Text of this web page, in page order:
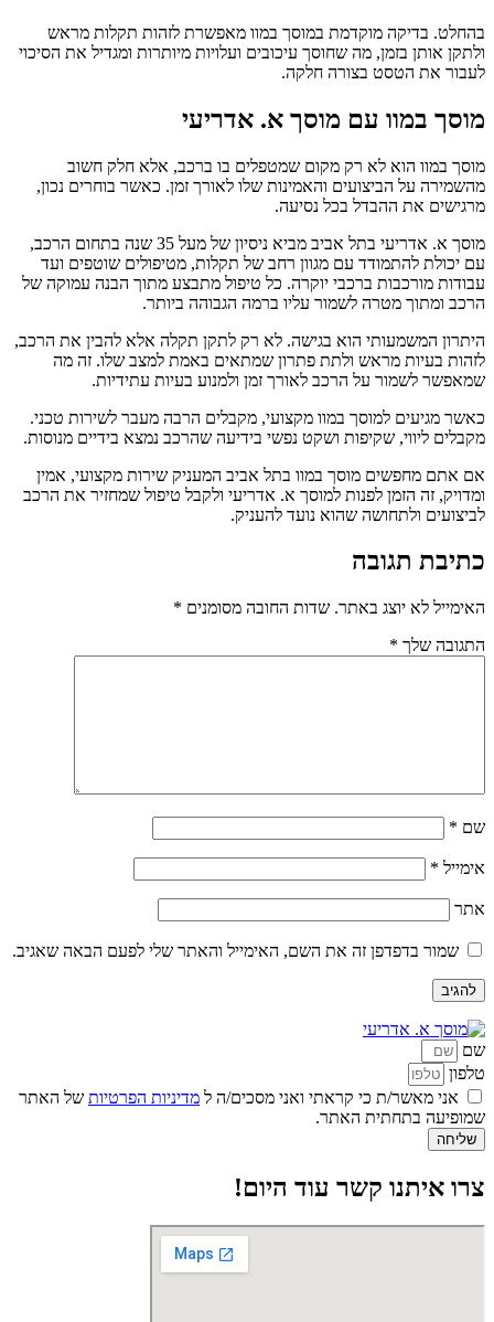
בהחלט. בדיקה מוקדמת במוסך במוו מאפשרת לזהות תקלות מראש
ולתקן אותן בזמן, מה שחוסך עיכובים ועלויות מיותרות ומגדיל את הסיכוי
לעבור את הטסט בצורה חלקה.
מוסך במוו עם מוסך א. אדריעי
מוסך במוו הוא לא רק מקום שמטפלים בו ברכב, אלא חלק חשוב
מהשמירה על הביצועים והאמינות שלו לאורך זמן. כאשר בוחרים נכון,
מרגישים את ההבדל בכל נסיעה.
מוסך א. אדריעי בתל אביב מביא ניסיון של מעל 35 שנה בתחום הרכב,
עם יכולת להתמודד עם מגוון רחב של תקלות, מטיפולים שוטפים ועד
עבודות מורכבות ברכבי יוקרה. כל טיפול מתבצע מתוך הבנה עמוקה של
הרכב ומתוך מטרה לשמור עליו ברמה הגבוהה ביותר.
היתרון המשמעותי הוא בגישה. לא רק לתקן תקלה אלא להבין את הרכב,
לזהות בעיות מראש ולתת פתרון שמתאים באמת למצב שלו. זה מה
שמאפשר לשמור על הרכב לאורך זמן ולמנוע בעיות עתידיות.
כאשר מגיעים למוסך במוו מקצועי, מקבלים הרבה מעבר לשירות טכני.
מקבלים ליווי, שקיפות ושקט נפשי בידיעה שהרכב נמצא בידיים מנוסות.
אם אתם מחפשים מוסך במוו בתל אביב המעניק שירות מקצועי, אמין
ומדויק, זה הזמן לפנות למוסך א. אדריעי ולקבל טיפול שמחזיר את הרכב
לביצועים ולתחושה שהוא נועד להעניק.
כתיבת תגובה
האימייל לא יוצג באתר. שדות החובה מסומנים *
התגובה שלך *
שם *
אימייל *
אתר
שמור בדפדפן זה את השם, האימייל והאתר שלי לפעם הבאה שאגיב.
שם
טלפון
אני מאשר/ת כי קראתי ואני מסכים/ה ל מדיניות הפרטיות של האתר
שמופיעה בתחתית האתר.
שליחה
צרו איתנו קשר עוד היום!